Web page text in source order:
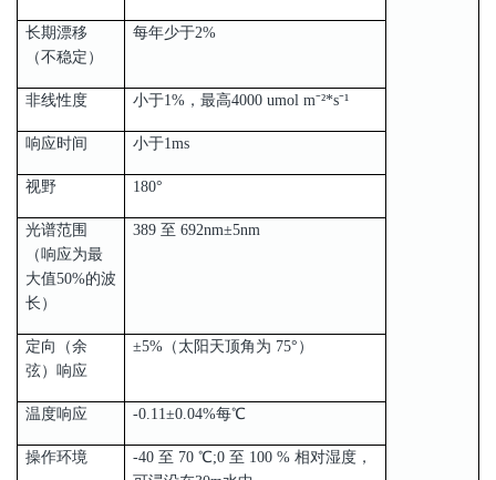
长期漂移
（不稳定）
每年少于2%
非线性度 小于1%，最高4000 umol m⁻²*s⁻¹
响应时间 小于1ms
视野 180°
光谱范围
（响应为最
大值50%的波
长）
389 至 692nm±5nm
定向（余
弦）响应
±5%（太阳天顶角为 75°）
温度响应 -0.11±0.04%每℃
操作环境
-40 至 70 ℃;0 至 100 % 相对湿度，